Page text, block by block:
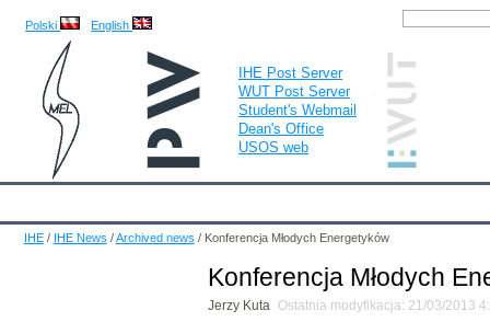
Polski English
IHE Post Server
WUT Post Server
Student's Webmail
Dean's Office
USOS web
IHE / IHE News /Archived news / Konferencja Młodych Energetyków
Konferencja Młodych
Jerzy Kuta Ostatnia modyfikacja: 21/03/2013